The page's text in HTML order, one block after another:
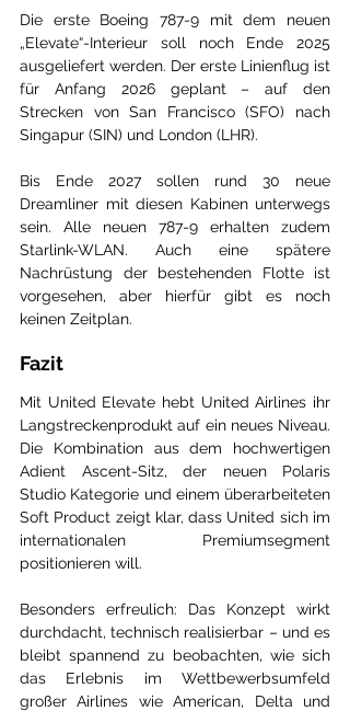
Die erste Boeing 787-9 mit dem neuen
„Elevate“-Interieur soll noch Ende 2025
ausgeliefert werden. Der erste Linienflug ist
für Anfang 2026 geplant – auf den
Strecken von San Francisco (SFO) nach
Singapur (SIN) und London (LHR).
Bis Ende 2027 sollen rund 30 neue
Dreamliner mit diesen Kabinen unterwegs
sein. Alle neuen 787-9 erhalten zudem
Starlink-WLAN. Auch eine spätere
Nachrüstung der bestehenden Flotte ist
vorgesehen, aber hierfür gibt es noch
keinen Zeitplan.
Fazit
Mit United Elevate hebt United Airlines ihr
Langstreckenprodukt auf ein neues Niveau.
Die Kombination aus dem hochwertigen
Adient Ascent-Sitz, der neuen Polaris
Studio Kategorie und einem überarbeiteten
Soft Product zeigt klar, dass United sich im
internationalen Premiumsegment
positionieren will.
Besonders erfreulich: Das Konzept wirkt
durchdacht, technisch realisierbar – und es
bleibt spannend zu beobachten, wie sich
das Erlebnis im Wettbewerbsumfeld
großer Airlines wie American, Delta und